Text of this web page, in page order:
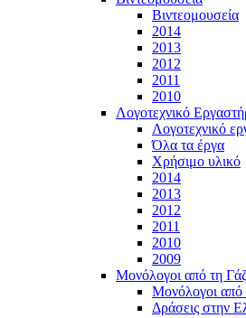
Βιντεομουσεία
2014
2013
2012
2011
2010
Λογοτεχνικό
Λογοτεχνικό
Όλα τα έργα
Χρήσιμο υλικό
2014
2013
2012
2011
2010
2009
Μονόλογοι από τη
Μονόλογοι από
Δράσεις στην